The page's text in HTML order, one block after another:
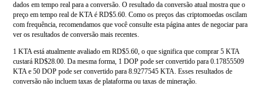
dados em tempo real para a conversão. O resultado da conversão atual mostra que o
preço em tempo real de KTA é RD$5.60. Como os preços das criptomoedas oscilam
com frequência, recomendamos que você consulte esta página antes de negociar para
ver os resultados de conversão mais recentes.
1 KTA está atualmente avaliado em RD$5.60, o que significa que comprar 5 KTA
custará RD$28.00. Da mesma forma, 1 DOP pode ser convertido para 0.17855509
KTA e 50 DOP pode ser convertido para 8.9277545 KTA. Esses resultados de
conversão não incluem taxas de plataforma ou taxas de mineração.